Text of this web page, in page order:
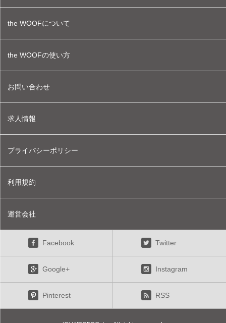
the WOOFについて
the WOOFの使い方
お問い合わせ
求人情報
プライバシーポリシー
利用規約
運営会社
Facebook Twitter
Google+ Instagram
Pinterest RSS